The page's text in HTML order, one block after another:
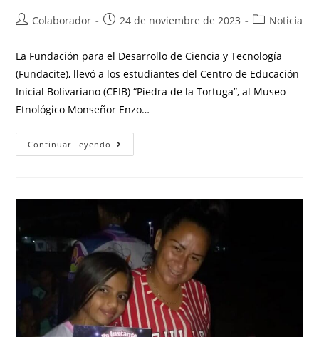
Colaborador 24 de noviembre de 2023 Noticia
La Fundación para el Desarrollo de Ciencia y Tecnología
(Fundacite), llevó a los estudiantes del Centro de Educación
Inicial Bolivariano (CEIB) “Piedra de la Tortuga”, al Museo
Etnológico Monseñor Enzo…
Continuar Leyendo